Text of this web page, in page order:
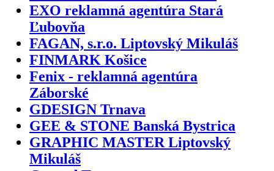
EXO reklamná agentúra Stará
Ľubovňa
FAGAN, s.r.o. Liptovský Mikuláš
FINMARK Košice
Fenix - reklamná agentúra
Záborské
GDESIGN Trnava
GEE & STONE Banská Bystrica
GRAPHIC MASTER Liptovský
Mikuláš